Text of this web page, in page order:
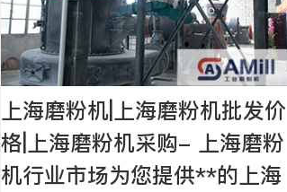
上海磨粉机|上海磨粉机批发价
格|上海磨粉机采购- 上海磨粉
机行业市场为您提供**的上海